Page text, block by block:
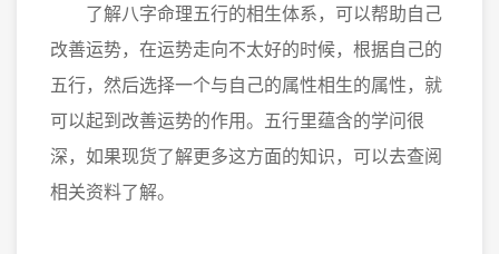
了解八字命理五行的相生体系，可以帮助自己
改善运势，在运势走向不太好的时候，根据自己的
五行，然后选择一个与自己的属性相生的属性，就
可以起到改善运势的作用。五行里蕴含的学问很
深，如果现货了解更多这方面的知识，可以去查阅
相关资料了解。